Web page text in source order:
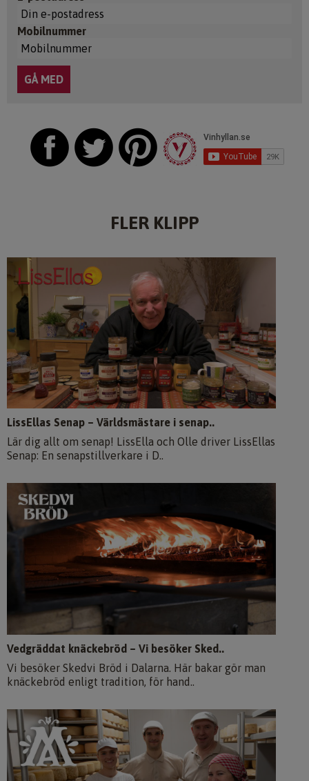
Mobilnummer
FLER KLIPP
LissEllas Senap – Världsmästare i senap..
Lär dig allt om senap! LissElla och Olle driver LissEllas
Senap: En senapstillverkare i D..
Vedgräddat knäckebröd – Vi besöker Sked..
Vi besöker Skedvi Bröd i Dalarna. Här bakar gör man
knäckebröd enligt tradition, för hand..